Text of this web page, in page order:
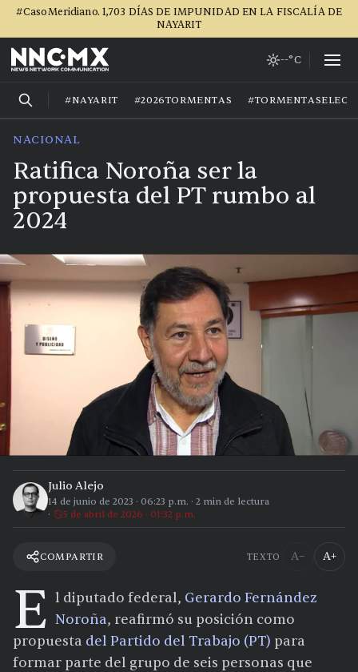
#CasoMeridiano. 1,703 DÍAS DE IMPUNIDAD EN LA FISCALÍA DE
NAYARIT
--°C
#NAYARIT #2026TORMENTAS
NACIONAL
Ratifica Noroña ser la
propuesta del PT rumbo al
2024
Julio Alejo
14 de junio de 2023 · 06:23 p.m. · 2 min de lectura
5 de abril de 2026 · 01:32 p.m.
COMPARTIR TEXTO A− A+
E l diputado federal, Gerardo Fernández
Noroña, reafirmó su posición como
propuesta del Partido del Trabajo (PT) para
formar parte del grupo de seis personas que